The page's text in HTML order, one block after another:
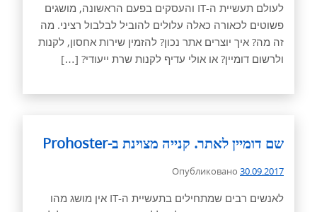
לעולם תעשיית ה-IT והעסקים בפעם הראשונה, מושגים
פשוטים לכאורה כאלה עלולים להוביל לבלבול רציני. מה
זה מה? איך יוצרים אתר נכון? להזמין שירות אחסון, לקנות
ולרשום דומיין? או אולי עדיף לקנות שרת ייעודי? […]
שם דומיין לאתר. קנייה מצוינת ב-Prohoster
Опубликовано 30.09.2017
לאנשים רבים שמתחילים בתעשיית ה-IT אין מושג מהו